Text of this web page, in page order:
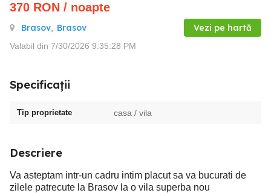
370 RON / noapte
Brasov, Brasov Vezi pe hartă
Valabil din 7/30/2026 9:35:28 PM
Specificații
Tip proprietate casa / vila
Descriere
Va asteptam intr-un cadru intim placut sa va bucurati de
zilele patrecute la Brasov la o vila superba nou